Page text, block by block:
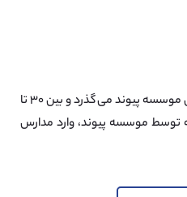
دوازده سال از تأسیس موسسه پیوند می گذرد و بین ۳۰ تا
توسط موسسه پیوند، وارد مدارس